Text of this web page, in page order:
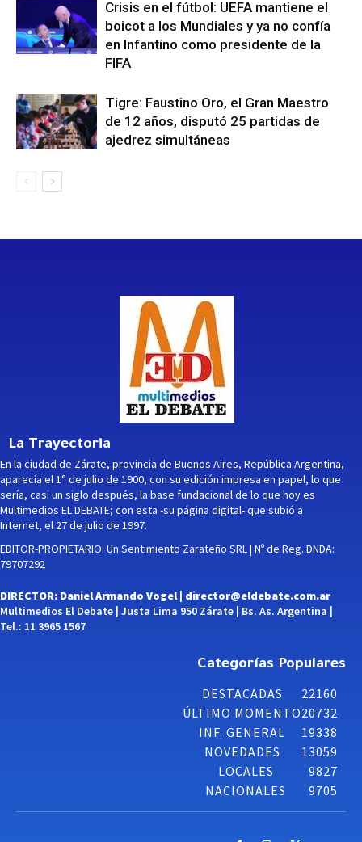
Crisis en el fútbol: UEFA mantiene el
boicot a los Mundiales y ya no confía
en Infantino como presidente de la
FIFA
Tigre: Faustino Oro, el Gran Maestro
de 12 años, disputó 25 partidas de
ajedrez simultáneas
La Trayectoria
En la ciudad de Zárate, provincia de Buenos Aires, República Argentina,
aparecía el 1° de julio de 1900, con su edición impresa en papel, lo que
sería, casi un siglo después, la base fundacional de lo que hoy es
Multimedios EL DEBATE; con esta -su página digital- que subió a
Internet, el 27 de julio de 1997.
EDITOR-PROPIETARIO: Un Sentimiento Zarateño SRL | Nº de Reg. DNDA:
79707292
DIRECTOR: Daniel Armando Vogel | director@eldebate.com.ar
Multimedios El Debate | Justa Lima 950 Zárate | Bs. As. Argentina |
Tel.: 11 3965 1567
Categorías Populares
DESTACADAS
22160
ÚLTIMO MOMENTO20732
INF. GENERAL
19338
NOVEDADES
13059
LOCALES
9827
NACIONALES
9705